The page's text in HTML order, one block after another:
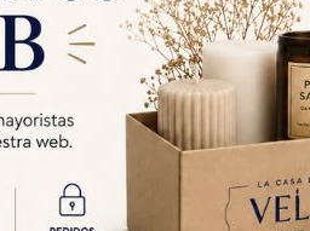
INCIENSO HEM CAJA
LARGA X12 - Vandami